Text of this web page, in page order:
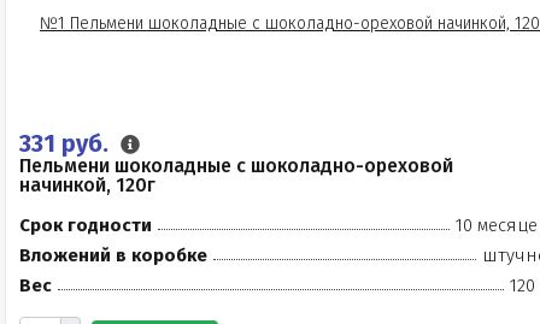
331 руб.
Пельмени шоколадные с шоколадно-ореховой
начинкой, 120г
Срок годности
10
Вложений в коробке
Вес
120